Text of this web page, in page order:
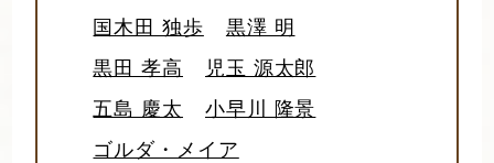
国木田 独歩
黒澤 明
黒田 孝高
児玉 源太郎
五島 慶太
小早川 隆景
ゴルダ・メイア